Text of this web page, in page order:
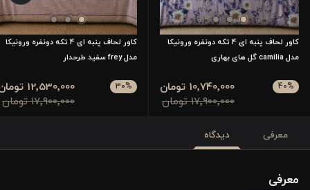
کاور لحاف پنبه ای 4 تکه دونفره ورونیکا
مدل camilia گل های بهاری
40%
17٬900٬000 تومان
10٬740٬000 تومان
کاور لحاف پنبه ای 4 تکه دونفره ورونیکا
مدل frey سفید طرحدار
30%
17٬900٬000 تومان
12٬530٬000 تومان
معرفی دیدگاه
معرفی